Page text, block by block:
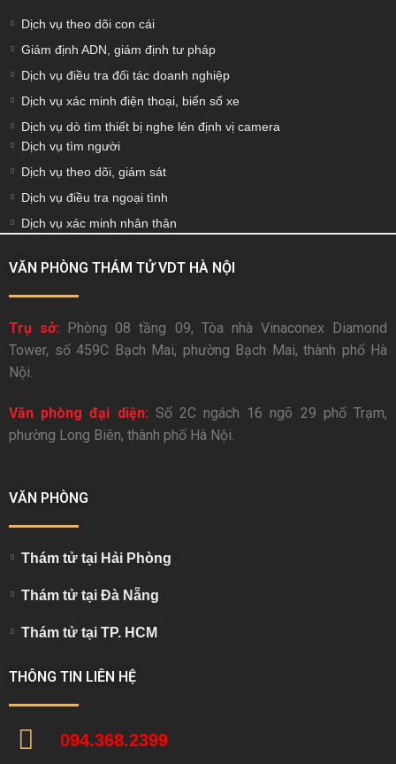
Dịch vụ theo dõi con cái
Giám định ADN, giám định tư pháp
Dịch vụ điều tra đối tác doanh nghiệp
Dịch vụ xác minh điện thoại, biển số xe
Dịch vụ dò tìm thiết bị nghe lén định vị camera
Dịch vụ tìm người
Dịch vụ theo dõi, giám sát
Dịch vụ điều tra ngoại tình
Dịch vụ xác minh nhân thân
VĂN PHÒNG THÁM TỬ VDT HÀ NỘI
Trụ sở: Phòng 08 tầng 09, Tòa nhà Vinaconex Diamond
Tower, số 459C Bạch Mai, phường Bạch Mai, thành phố Hà
Nội.
Văn phòng đại diện: Số 2C ngách 16 ngõ 29 phố Trạm,
phường Long Biên, thành phố Hà Nội.
VĂN PHÒNG
Thám tử tại Hải Phòng
Thám tử tại Đà Nẵng
Thám tử tại TP. HCM
THÔNG TIN LIÊN HỆ
094.368.2399